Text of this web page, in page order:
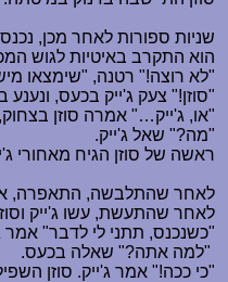
שניות ספורות לאחר מכן,
הוא התקרב באיטיות לגוש
"לא רוצה!" רטנה, "שימצאו
"סוזן!" צעק ג'ייק בכעס,
"או, ג'ייק…" אמרה סוזן
"מה?" שאל ג'ייק.
ראשה של סוזן הגיח מאחורי
לאחר שהתלבשה, התאפרה,
לאחר שהתעשת, עשו ג'ייק
"כשנכנס, תתני לי לדבר" אמר
"למה אתה?" שאלה בכעס.
"כי ככה!" אמר ג'ייק. סוזן